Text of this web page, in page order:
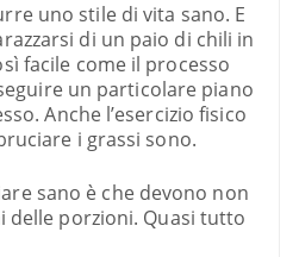
uno stile di vita sano. E
di un paio di chili in
facile come il processo
un particolare piano
Anche l’esercizio fisico
i grassi sono.
sano è che devono non
delle porzioni. Quasi tutto